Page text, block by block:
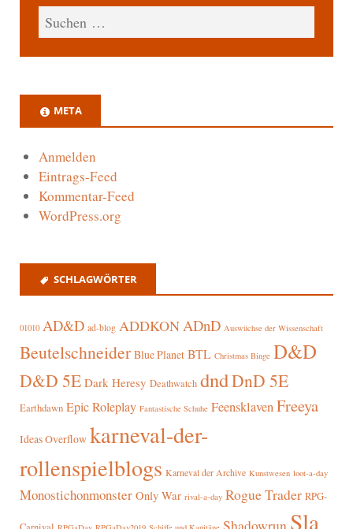
META
Anmelden
Eintrags-Feed
Kommentar-Feed
WordPress.org
SCHLAGWÖRTER
01010 AD&D ad-blog ADDKONADnD Auswüchse der Wissenschaft
Beutelschneider Blue Planet BTL Christmas Binge D&D
D&D 5E Dark Heresy Deathwatch dndDnD 5E
Earthdawn Epic Roleplay Fantastische Schuhe FeensklavenFreeya
Ideas Overflow karneval-der-
rollenspielblogs Karneval der Archive Kunstwesen loot-a-day
Monostichonmonster Only War rival-a-day Rogue Trader RPG-
Shadowrun Sla